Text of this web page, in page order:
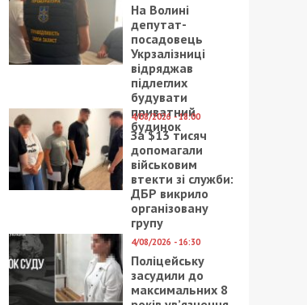
На Волині
депутат-
посадовець
Укрзалізниці
відряджав
підлеглих
будувати
приватний
будинок
4/08/2026 - 18:00
За $13 тисяч
допомагали
військовим
втекти зі служби:
ДБР викрило
організовану
групу
4/08/2026 - 16:30
Поліцейську
засудили до
максимальних 8